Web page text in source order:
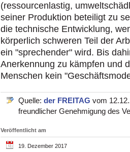
(ressourcenlastig,
seiner Produktion beteiligt zu
die technische Entwicklung,
körperlich schweren Teil der
ein "sprechender" wird. Bis
Anerkennung zu kämpfen und
Menschen kein
Quelle: der FREITAG vom
freundlicher Genehmigung des
Veröffentlicht am
19. Dezember 2017